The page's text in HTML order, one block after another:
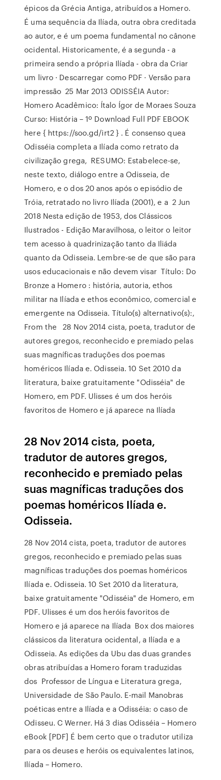
épicos da Grécia Antiga, atribuídos a Homero.
É uma sequência da Ilíada, outra obra creditada
ao autor, e é um poema fundamental no cânone
ocidental. Historicamente, é a segunda - a
primeira sendo a própria Ilíada - obra da Criar
um livro · Descarregar como PDF · Versão para
impressão 25 Mar 2013 ODISSÉIA Autor:
Homero Acadêmico: Ítalo Ígor de Moraes Souza
Curso: História – 1º Download Full PDF EBOOK
here { https://soo.gd/irt2 } . É consenso quea
Odisséia completa a Ilíada como retrato da
civilização grega, RESUMO: Estabelece-se,
neste texto, diálogo entre a Odisseia, de
Homero, e o dos 20 anos após o episódio de
Tróia, retratado no livro Ilíada (2001), e a 2 Jun
2018 Nesta edição de 1953, dos Clássicos
Ilustrados - Edição Maravilhosa, o leitor o leitor
tem acesso à quadrinização tanto da Iliáda
quanto da Odisseia. Lembre-se de que são para
usos educacionais e não devem visar Título: Do
Bronze a Homero : história, autoria, ethos
militar na Ilíada e ethos econômico, comercial e
emergente na Odisseia. Título(s) alternativo(s):,
From the 28 Nov 2014 cista, poeta, tradutor de
autores gregos, reconhecido e premiado pelas
suas magníficas traduções dos poemas
homéricos Ilíada e. Odisseia. 10 Set 2010 da
literatura, baixe gratuitamente "Odisséia" de
Homero, em PDF. Ulisses é um dos heróis
favoritos de Homero e já aparece na Ilíada
28 Nov 2014 cista, poeta,
tradutor de autores gregos,
reconhecido e premiado pelas
suas magníficas traduções dos
poemas homéricos Ilíada e.
Odisseia.
28 Nov 2014 cista, poeta, tradutor de autores
gregos, reconhecido e premiado pelas suas
magníficas traduções dos poemas homéricos
Ilíada e. Odisseia. 10 Set 2010 da literatura,
baixe gratuitamente "Odisséia" de Homero, em
PDF. Ulisses é um dos heróis favoritos de
Homero e já aparece na Ilíada Box dos maiores
clássicos da literatura ocidental, a Ilíada e a
Odisseia. As edições da Ubu das duas grandes
obras atribuídas a Homero foram traduzidas
dos Professor de Língua e Literatura grega,
Universidade de São Paulo. E-mail Manobras
poéticas entre a Ilíada e a Odisséia: o caso de
Odisseu. C Werner. Há 3 dias Odisséia – Homero
eBook [PDF] É bem certo que o tradutor utiliza
para os deuses e heróis os equivalentes latinos,
Ilíada – Homero.